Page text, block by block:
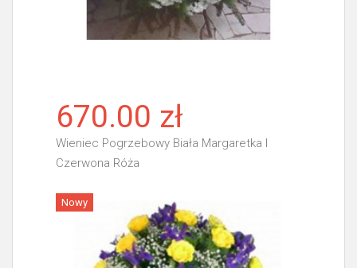
670.00 zł
Wieniec Pogrzebowy Biała Margaretka I
Czerwona Róża
Więcej
Nowy